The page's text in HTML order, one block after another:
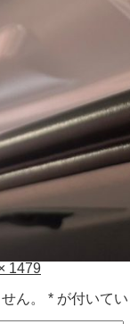
1479
ん。 * が付いてい